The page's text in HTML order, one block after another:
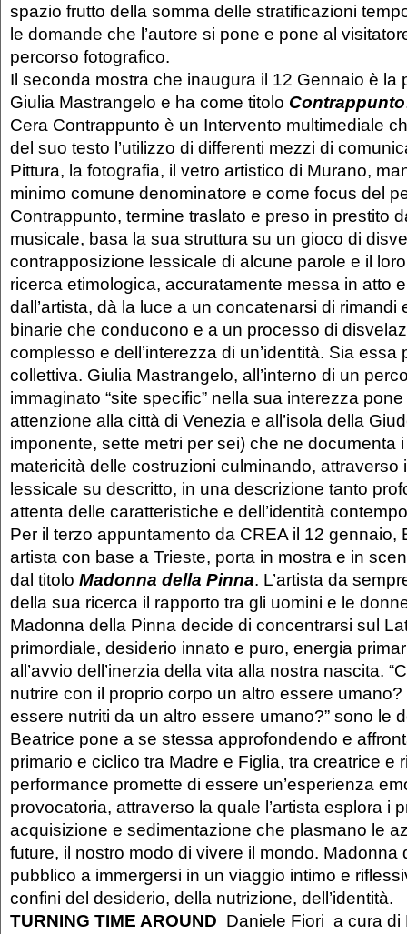
spazio frutto della somma delle stratificazioni
le domande che l’autore si pone e pone al
percorso fotografico.
Il seconda mostra che inaugura il 12 Gennaio è la
Giulia Mastrangelo e ha come titolo Contrappunto
Cera Contrappunto è un Intervento multimediale
del suo testo l’utilizzo di differenti mezzi di
Pittura, la fotografia, il vetro artistico di Murano,
minimo comune denominatore e come focus del
Contrappunto, termine traslato e preso in prestito
musicale, basa la sua struttura su un gioco di
contrapposizione lessicale di alcune parole e il
ricerca etimologica, accuratamente messa in atto
dall’artista, dà la luce a un concatenarsi di rimandi
binarie che conducono e a un processo di
complesso e dell’interezza di un’identità. Sia essa
collettiva. Giulia Mastrangelo, all’interno di un
immaginato “site specific” nella sua interezza
attenzione alla città di Venezia e all’isola della
imponente, sette metri per sei) che ne documenta
matericità delle costruzioni culminando, attraverso
lessicale su descritto, in una descrizione tanto
attenta delle caratteristiche e dell’identità
Per il terzo appuntamento da CREA il 12 gennaio,
artista con base a Trieste, porta in mostra e in
dal titolo Madonna della Pinna. L’artista da
della sua ricerca il rapporto tra gli uomini e le
Madonna della Pinna decide di concentrarsi sul
primordiale, desiderio innato e puro, energia
all’avvio dell’inerzia della vita alla nostra nascita.
nutrire con il proprio corpo un altro essere
essere nutriti da un altro essere umano?” sono le
Beatrice pone a se stessa approfondendo e
primario e ciclico tra Madre e Figlia, tra creatrice e
performance promette di essere un’esperienza
provocatoria, attraverso la quale l’artista esplora i
acquisizione e sedimentazione che plasmano le
future, il nostro modo di vivere il mondo. Madonna
pubblico a immergersi in un viaggio intimo e
confini del desiderio, della nutrizione, dell’identità.
TURNING TIME AROUND Daniele Fiori a cura